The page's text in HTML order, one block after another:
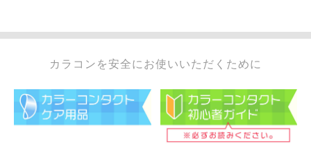
カラコンを安全にお使いいただくために